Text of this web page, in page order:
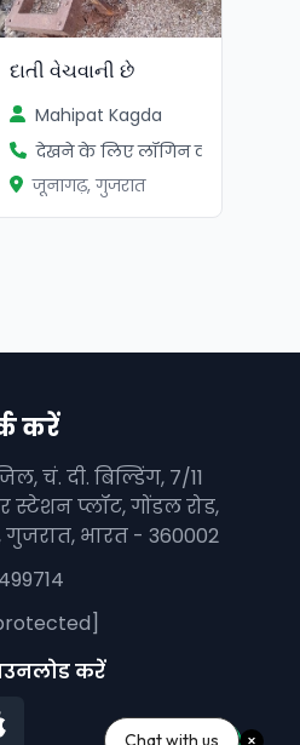
દાતી વેચવાની છે
Mahipat Kagda
देखने के लिए लॉगिन करें
जूनागढ़, गुजरात
करें
चं. दी. बिल्डिंग, 7/11
स्टेशन प्लॉट, गोंडल रोड,
गुजरात, भारत - 360002
करें
Chat with us